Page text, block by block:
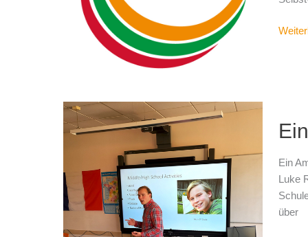
Ein
Luke
über
in